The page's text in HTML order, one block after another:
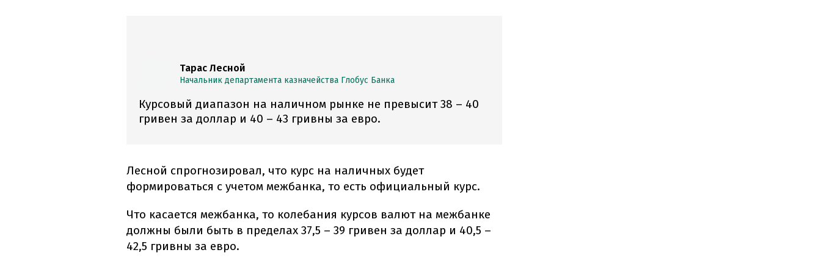
Тарас Лесной
Начальник департамента казначейства Глобус Банка
Курсовый диапазон на наличном рынке не превысит 38 – 40
гривен за доллар и 40 – 43 гривны за евро.
Лесной спрогнозировал, что курс на наличных будет
формироваться с учетом межбанка, то есть официальный курс.
Что касается межбанка, то колебания курсов валют на межбанке
должны были быть в пределах 37,5 – 39 гривен за доллар и 40,5 –
42,5 гривны за евро.